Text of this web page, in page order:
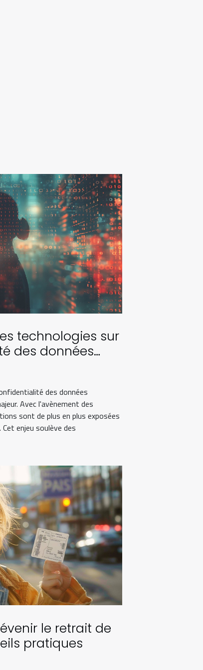
technologies sur
des données
des données
Avec l'avènement des
sont de plus en plus exposées
enjeu soulève des
le retrait de
pratiques